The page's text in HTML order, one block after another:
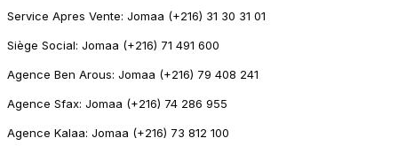
Service Apres Vente: Jomaa (+216) 31 30 31 01
Siège Social: Jomaa (+216) 71 491 600
Agence Ben Arous: Jomaa (+216) 79 408 241
Agence Sfax: Jomaa (+216) 74 286 955
Agence Kalaa: Jomaa (+216) 73 812 100